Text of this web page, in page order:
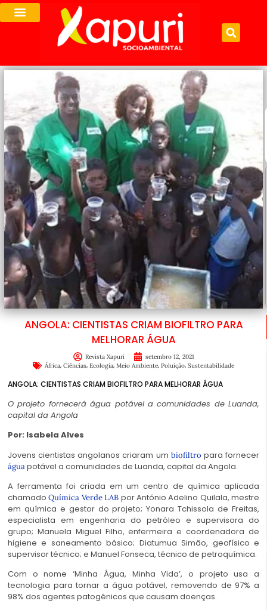
ANGOLA: CIENTISTAS CRIAM BIOFILTRO PARA
MELHORAR ÁGUA
Revista Xapuri
setembro 12, 2021
África, Ciências, Ecologia, Meio Ambiente, Poluição, Sustentabilidade
ANGOLA: CIENTISTAS CRIAM BIOFILTRO PARA MELHORAR ÁGUA
O projeto fornecerá água potável a comunidades de Luanda,
capital da Angola
Por: Isabela Alves
Jovens cientistas angolanos criaram um biofiltro para fornecer
águapotável a comunidades de Luanda, capital da Angola.
A ferramenta foi criada em um centro de química aplicada
chamadoQuímica Verde LAB por António Adelino Quilala, mestre
em química e gestor do projeto; Yonara Tchissola de Freitas,
especialista em engenharia do petróleo e supervisora do
grupo; Manuela Miguel Filho, enfermeira e coordenadora de
higiene e saneamento básico; Diatumua Simão, geofísico e
supervisor técnico; e Manuel Fonseca, técnico de petroquímica.
Com o nome ‘Minha Água, Minha Vida’, o projeto usa a
tecnologia para tornar a água potável, removendo de 97% a
98% dos agentes patogênicos que causam doenças.